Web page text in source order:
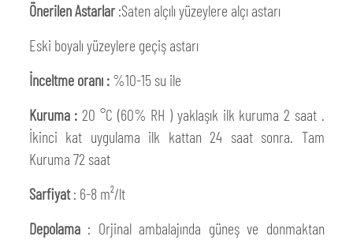
Önerilen Astarlar :Saten alçılı yüzeylere alçı astarı
Eski boyalı yüzeylere geçiş astarı
İnceltme oranı :%10-15 su ile
Kuruma : 20 °C (60% RH ) yaklaşık ilk kuruma 2 saat .
İkinci kat uygulama ilk kattan 24 saat sonra. Tam
Kuruma 72 saat
Sarfiyat: 6-8 m²/lt
Depolama : Orjinal ambalajında güneş ve donmaktan